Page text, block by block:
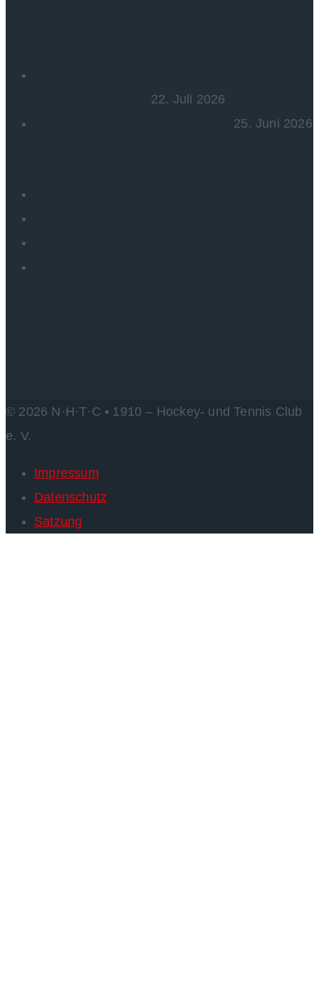
22. Juli 2026
25. Juni 2026
© 2026 N·H·T·C • 1910 – Hockey- und Tennis Club
e. V.
Impressum
Datenschutz
Satzung